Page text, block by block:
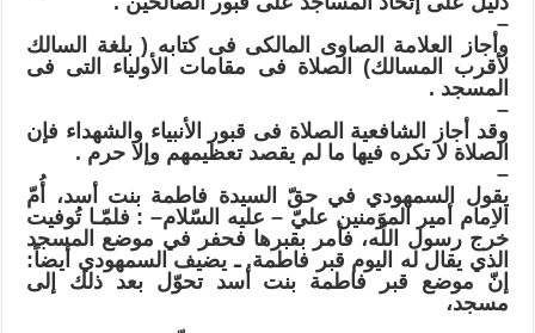
–
وأجاز العلامة الصاوى المالكى فى كتابه ( بلغة السالك
لأقرب المسالك) الصلاة فى مقامات الأولياء التى فى
المسجد .
–
وقد أجاز الشافعية الصلاة فى قبور الأنبياء والشهداء فإن
الصلاة لا تكره فيها ما لم يقصد تعظيمهم وإلا حرم .
–
يقول السمهودي في حقّ السيدة فاطمة بنت أسد، أُمّ
الاِمام أمير الموَمنين عليّ – عليه السّلام– : فلمّـا تُوفيت
خرج رسول اللّه، فأمر بقبرها فحفر في موضع المسجد
الذي يقال له اليوم قبر فاطمة. ـ يضيف السمهودي أيضاً:
إنّ موضع قبر فاطمة بنت أسد تحوّل بعد ذلك إلى
مسجد،